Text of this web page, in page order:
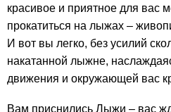
красивое и приятное для вас
прокатиться на лыжах –
И вот вы легко, без усилий
накатанной лыжне,
движения и окружающей вас
Вам приснились Лыжи – вас